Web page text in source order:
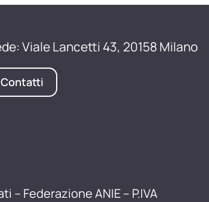
Viale Lancetti 43, 20158 Milano
Contatti
Federazione ANIE – P.IVA